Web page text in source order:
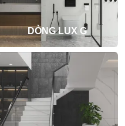
DÒNG LUX G